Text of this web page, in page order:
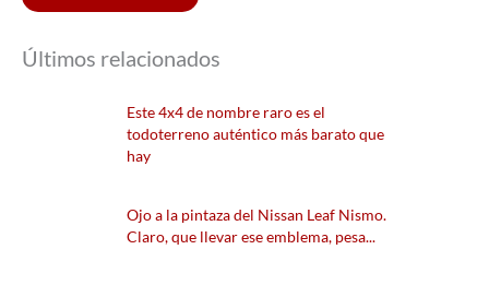
Últimos relacionados
Este 4x4 de nombre raro es el
todoterreno auténtico más barato que
hay
Ojo a la pintaza del Nissan Leaf Nismo.
Claro, que llevar ese emblema, pesa...